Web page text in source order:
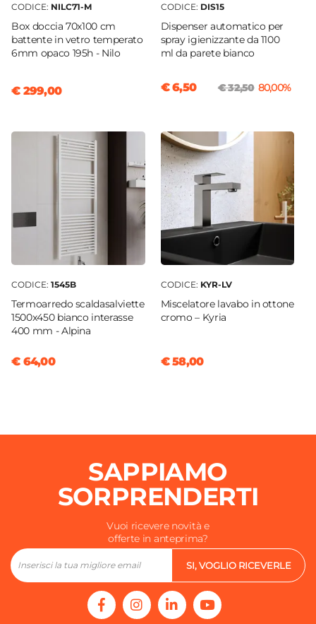
CODICE: NILC71-M
Box doccia 70x100 cm
battente in vetro temperato
6mm opaco 195h - Nilo
€ 299,00
CODICE: DIS15
Dispenser automatico per
spray igienizzante da 1100
ml da parete bianco
€ 6,50 € 32,50 80,00%
CODICE: 1545B
Termoarredo scaldasalviette
1500x450 bianco interasse
400 mm - Alpina
€ 64,00
CODICE: KYR-LV
Miscelatore lavabo in ottone
cromo – Kyria
€ 58,00
SAPPIAMO
SORPRENDERTI
Vuoi ricevere novità e
offerte in anteprima?
SI, VOGLIO RICEVERLE